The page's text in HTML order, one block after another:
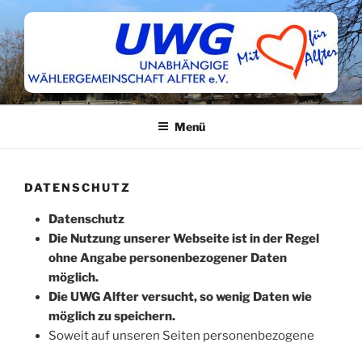
Inhalt
springen
Menü
DATENSCHUTZ
Datenschutz
Die Nutzung unserer Webseite ist in der Regel
ohne Angabe personenbezogener Daten
möglich.
Die UWG Alfter versucht, so wenig Daten wie
möglich zu speichern.
Soweit auf unseren Seiten personenbezogene